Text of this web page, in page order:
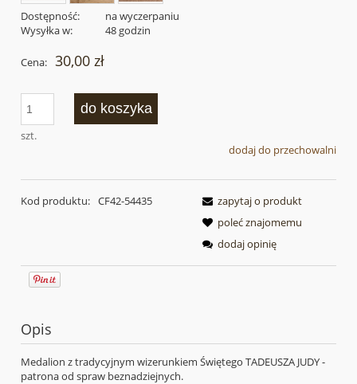
Dostępność:
na wyczerpaniu
Wysyłka w:
48 godzin
Cena: 30,00 zł
szt.
do koszyka
dodaj do przechowalni
Kod produktu: CF42-54435
zapytaj o produkt
poleć znajomemu
dodaj opinię
Opis
Medalion z tradycyjnym wizerunkiem Świętego TADEUSZA JUDY -
patrona od spraw beznadziejnych.